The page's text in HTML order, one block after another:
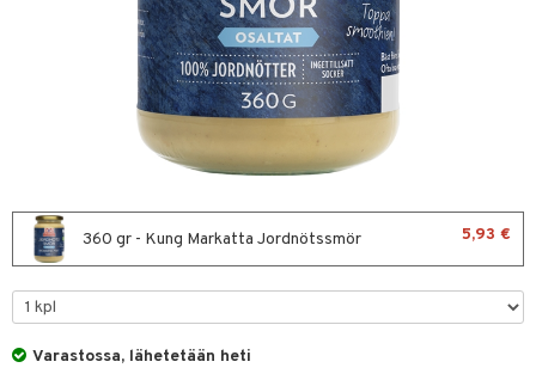
360 gr - Kung Markatta Jordnötssmör 5,93 €
Varastossa, lähetetään heti